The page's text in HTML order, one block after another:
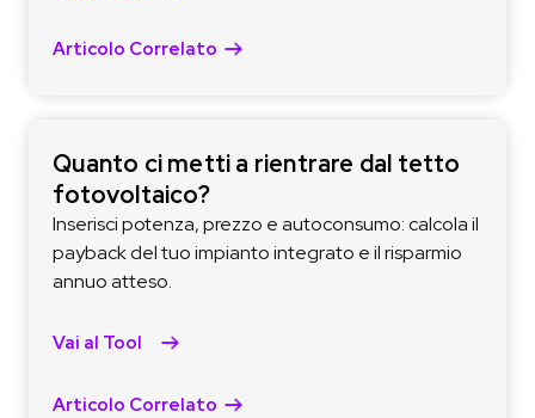
Articolo Correlato
Quanto ci metti a rientrare dal tetto
fotovoltaico?
Inserisci potenza, prezzo e autoconsumo: calcola il
payback del tuo impianto integrato e il risparmio
annuo atteso.
Vai al Tool
Articolo Correlato